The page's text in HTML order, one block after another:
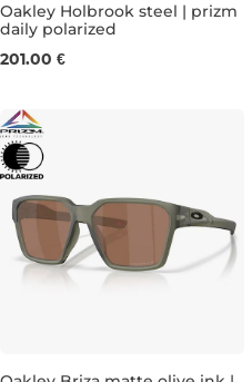
Oakley Holbrook steel | prizm
daily polarized
201.00 €